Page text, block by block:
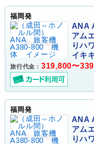
福岡発
ANA
アム
りハ
イキ
旅行代金： 319,800〜
福岡発
ANA
アム
りハ